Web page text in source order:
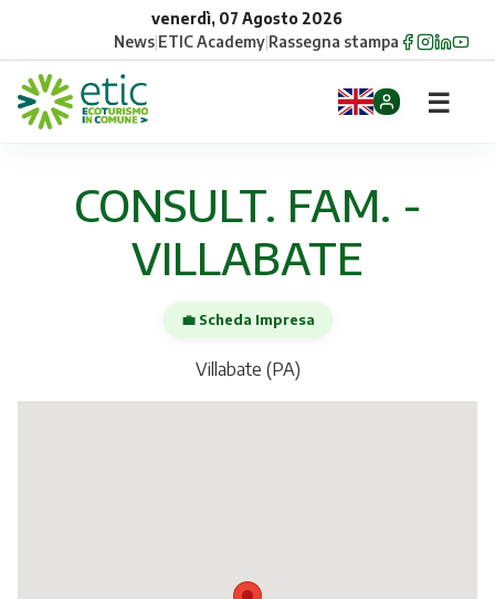
venerdì, 07 Agosto 2026
News|ETIC Academy|Rassegna stampa
Opportunità
☰
CONSULT. FAM. -
VILLABATE
💼 Scheda Impresa
Villabate (PA)